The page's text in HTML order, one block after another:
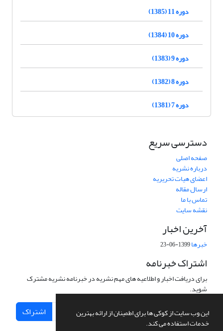
این وب سایت از کوکی ها برای اطمینان از ارائه بهترین
خدمات استفاده می کند.
دوره 11 (1385)
دوره 10 (1384)
دوره 9 (1383)
دوره 8 (1382)
دوره 7 (1381)
دسترسی سریع
صفحه اصلی
درباره نشریه
اعضای هیات تحریریه
ارسال مقاله
تماس با ما
نقشه سایت
آخرین اخبار
خبرها1399-06-23
اشتراک خبرنامه
برای دریافت اخبار و اطلاعیه های مهم نشریه در خبرنامه نشریه مشترک
شوید.
اشتراک